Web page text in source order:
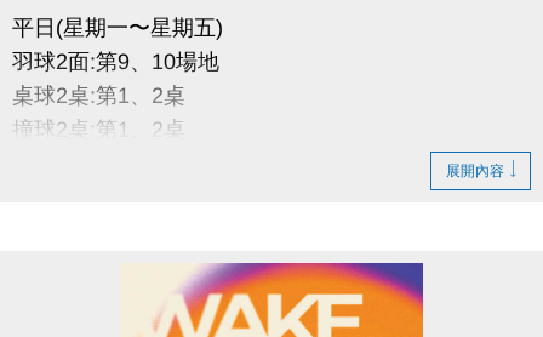
平日(星期一〜星期五)
羽球2面:第9、10場地
桌球2桌:第1、2桌
撞球2桌:第1、2桌
展開內容